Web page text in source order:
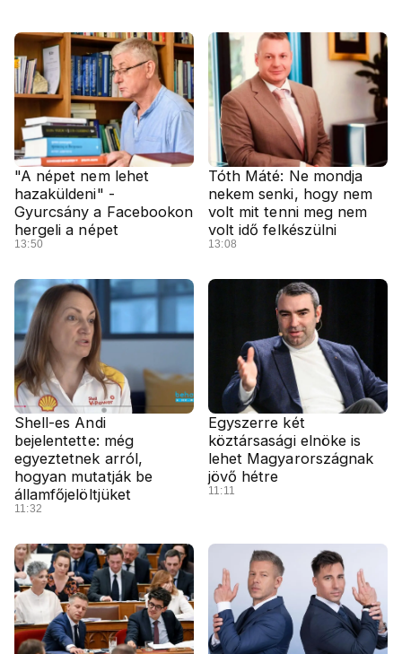
"A népet nem lehet
hazaküldeni" -
Gyurcsány a Facebookon
hergeli a népet
13:50
Tóth Máté: Ne mondja
nekem senki, hogy nem
volt mit tenni meg nem
volt idő felkészülni
13:08
Shell-es Andi
bejelentette: még
egyeztetnek arról,
hogyan mutatják be
államfőjelöltjüket
11:32
Egyszerre két
köztársasági elnöke is
lehet Magyarországnak
jövő hétre
11:11